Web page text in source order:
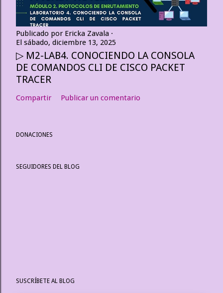
Publicado por Ericka Zavala
El sábado, diciembre 13, 2025
▷ M2-LAB4. CONOCIENDO LA CONSOLA
DE COMANDOS CLI DE CISCO PACKET
TRACER
Compartir Publicar un comentario
DONACIONES
SEGUIDORES DEL BLOG
SUSCRÍBETE AL BLOG